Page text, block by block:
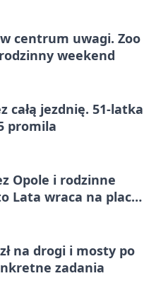
centrum uwagi. Zoo
weekend
całą jezdnię. 51-latka
promila
Opole i rodzinne
Lata wraca na plac
na drogi i mosty po
zadania